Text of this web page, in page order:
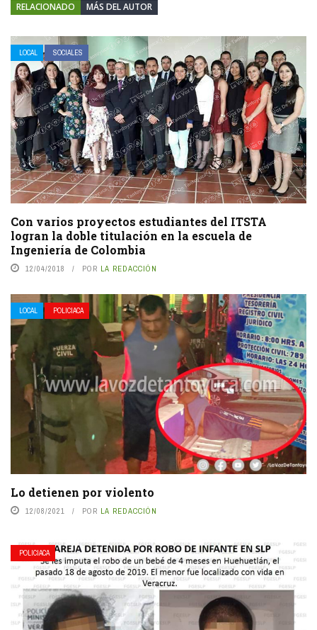
RELACIONADO MÁS DEL AUTOR
LOCAL SOCIALES
Con varios proyectos estudiantes del ITSTA
logran la doble titulación en la escuela de
Ingeniería de Colombia
12/04/2018 POR LA REDACCIÓN
LOCAL POLICIACA
Lo detienen por violento
12/08/2021 POR LA REDACCIÓN
POLICIACA